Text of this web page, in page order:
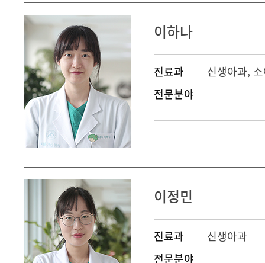
이하나
진료과 신생아과,
전문분야
이정민
진료과
신생아과
전문분야